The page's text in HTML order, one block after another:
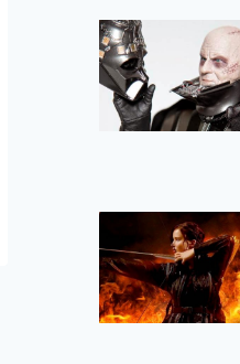
Dragon Ball Z
Battle of Z:
primer
videojuego